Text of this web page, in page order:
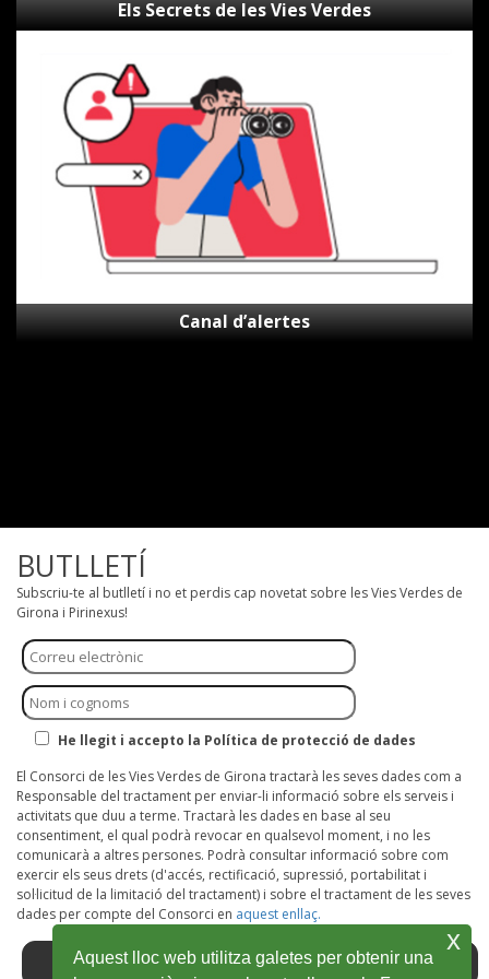
Els Secrets de les Vies Verdes
Canal d’alertes
BUTLLETÍ
Subscriu-te al butlletí i no et perdis cap novetat sobre les Vies Verdes de
Girona i Pirinexus!
He llegit i accepto la Política de protecció de dades
El Consorci de les Vies Verdes de Girona tractarà les seves dades com a
Responsable del tractament per enviar-li informació sobre els serveis i
activitats que duu a terme. Tractarà les dades en base al seu
consentiment, el qual podrà revocar en qualsevol moment, i no les
comunicarà a altres persones. Podrà consultar informació sobre com
exercir els seus drets (d'accés, rectificació, supressió, portabilitat i
sol·licitud de la limitació del tractament) i sobre el tractament de les seves
dades per compte del Consorci en aquest enllaç.
Aquest lloc web utilitza galetes per obtenir una
x